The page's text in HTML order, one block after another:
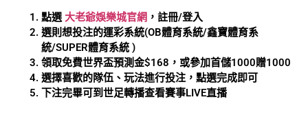
點選 大老爺娛樂城官網 ，註冊/登入
選則想投注的運彩系統(OB體育系統/鑫寶體育系
統/SUPER體育系統 )
領取免費世界盃預測金$168，或參加首儲1000贈1000
選擇喜歡的隊伍、玩法進行投注，點選完成即可
下注完畢可到世足轉播查看賽事LIVE直播